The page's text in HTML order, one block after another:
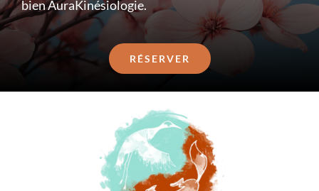
bien AuraKinésiologie.
RÉSERVER